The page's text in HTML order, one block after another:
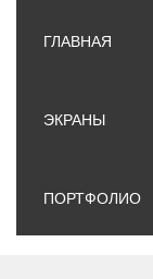
ГЛАВНАЯ
ЭКРАНЫ
ПОРТФОЛИО